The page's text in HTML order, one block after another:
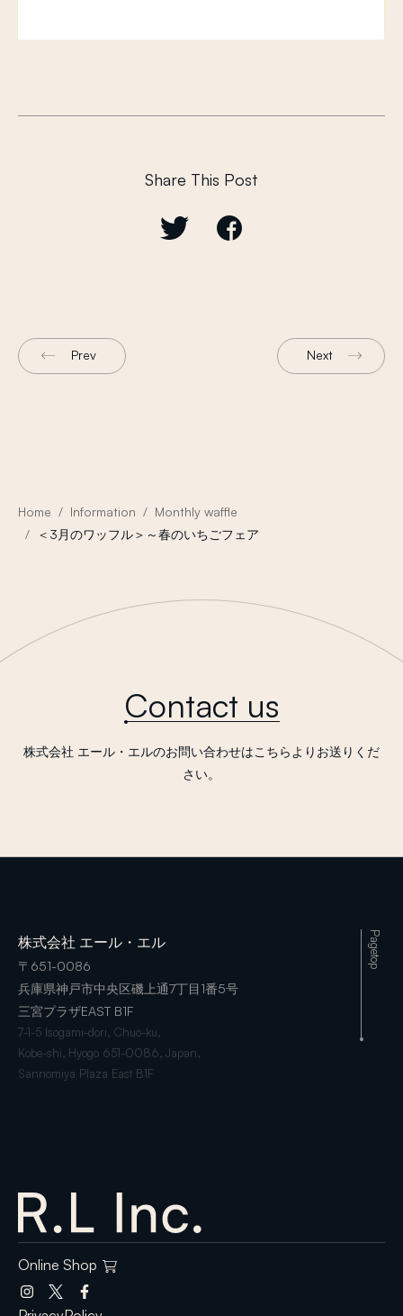
Share This Post
Prev Next
Home Information
Monthly waffle
＜3月のワッフル＞～春のいちごフェア
Contact us
株式会社 エール・エルのお問い合わせはこちらよりお送りくだ
さい。
株式会社 エール・エル
〒651-0086
兵庫県神戸市中央区磯上通7丁目1番5号
三宮プラザEAST B1F
7-1-5 Isogami-dori, Chuo-ku,
Kobe-shi, Hyogo 651-0086, Japan,
Sannomiya Plaza East B1F
Online Shop
Pagetop